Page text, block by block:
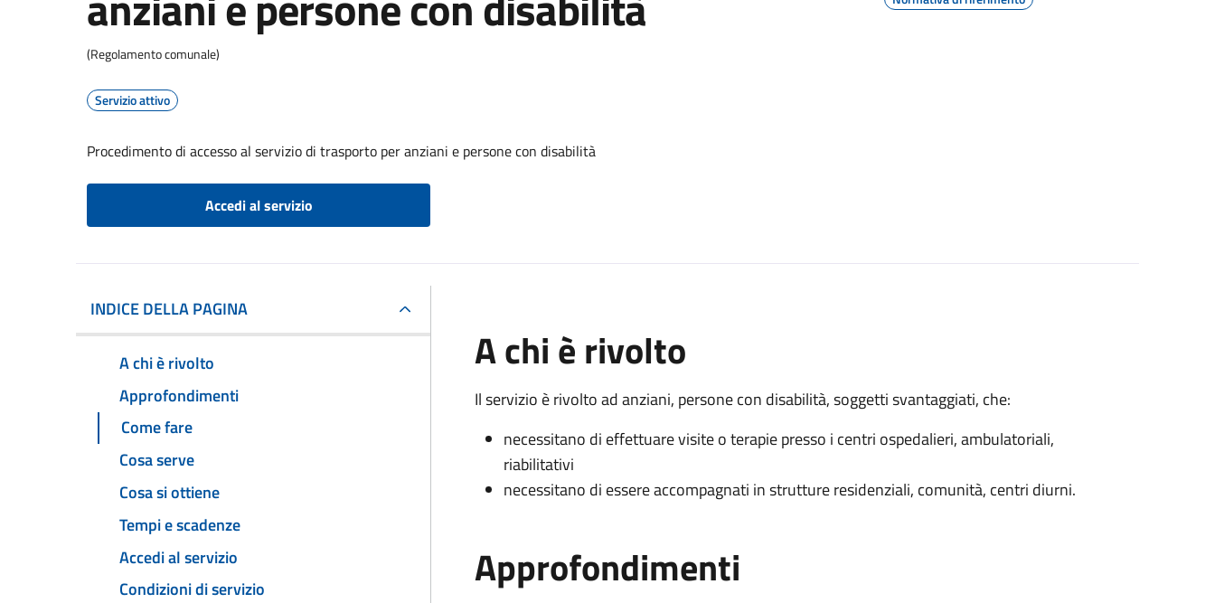
(Regolamento comunale)
Servizio attivo
Procedimento di accesso al servizio di trasporto per anziani e persone con disabilità
Accedi al servizio
INDICE DELLA PAGINA
A chi è rivolto
Approfondimenti
Come fare
Cosa serve
Cosa si ottiene
Tempi e scadenze
Accedi al servizio
Condizioni di servizio
A chi è rivolto
Il servizio è rivolto ad anziani, persone con disabilità, soggetti svantaggiati, che:
necessitano di effettuare visite o terapie presso i centri ospedalieri, ambulatoriali,
riabilitativi
necessitano di essere accompagnati in strutture residenziali, comunità, centri diurni.
Approfondimenti